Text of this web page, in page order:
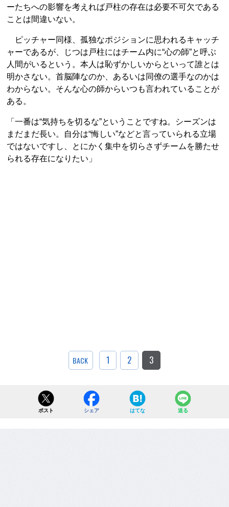
ーたちへの影響を考えれば戸柱の存在は必要不可欠である
ことは間違いない。
ピッチャー同様、孤独なポジションに思われるキャッチ
ャーであるが、じつは戸柱にはチーム内に“心の師”と呼ぶ
人間がいるという。本人は恥ずかしいからといって誰とは
明かさない。首脳陣なのか、あるいは同僚の選手なのかは
わからない。そんな心の師からいつも言われていることが
ある。
「一番は“気持ちを切るな”ということですね。シーズンは
まだまだ長い。自分は“悔しい”などと言っていられる立場
ではないですし、とにかく集中を切らさずチームを勝たせ
られる存在になりたい」
BACK 1 2 3
ポスト シェア はてな 送る